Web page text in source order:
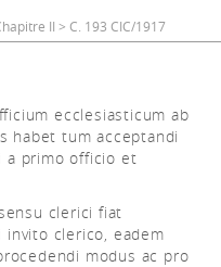
II > C. 193 CIC/1917
ecclesiasticum ab
habet tum acceptandi
a primo officio et
clerici fiat
clerico, eadem
modus ac pro